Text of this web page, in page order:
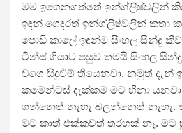
මම ඉගෙනගත්තේ ඉන්ග්ලිෂ්වලින්
ඉඳන් ගෙදරත් ඉන්ග්ලිෂ්වලින් කතා
පොඩි කාලේ ඉඳන්ම සිංහල සින්දු
ටීන්ස් ගියාට පසුව තමයි සිංහල
වගෙ සිදුවීම් තියෙනවා. නමුත් දැන්
කමෙන්ට්ස් දැක්කම මට හිනා
ගන්නෙත් නැහැ බලන්නෙත් නැහැ.
මට කාත් එක්කවත් තරහක් නෑ. මට